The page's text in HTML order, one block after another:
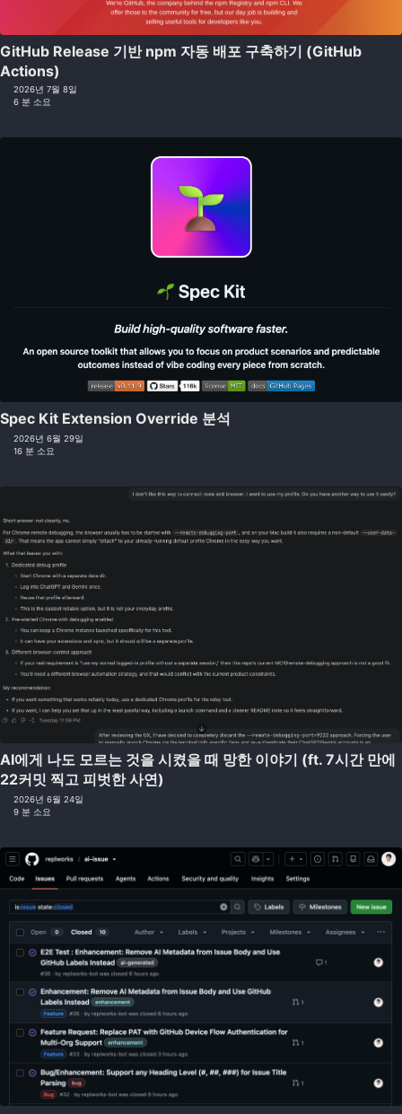
GitHub Release 기반 npm 자동 배포 구축하기 (GitHub
Actions)
2026년 7월 8일
6 분 소요
Spec Kit Extension Override 분석
2026년 6월 29일
16 분 소요
AI에게 나도 모르는 것을 시켰을 때 망한 이야기 (ft. 7시간 만에
22커밋 찍고 피벗한 사연)
2026년 6월 24일
9 분 소요